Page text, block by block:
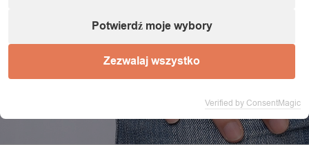
Potwierdź moje wybory
Zezwalaj wszystko
Verified by ConsentMagic